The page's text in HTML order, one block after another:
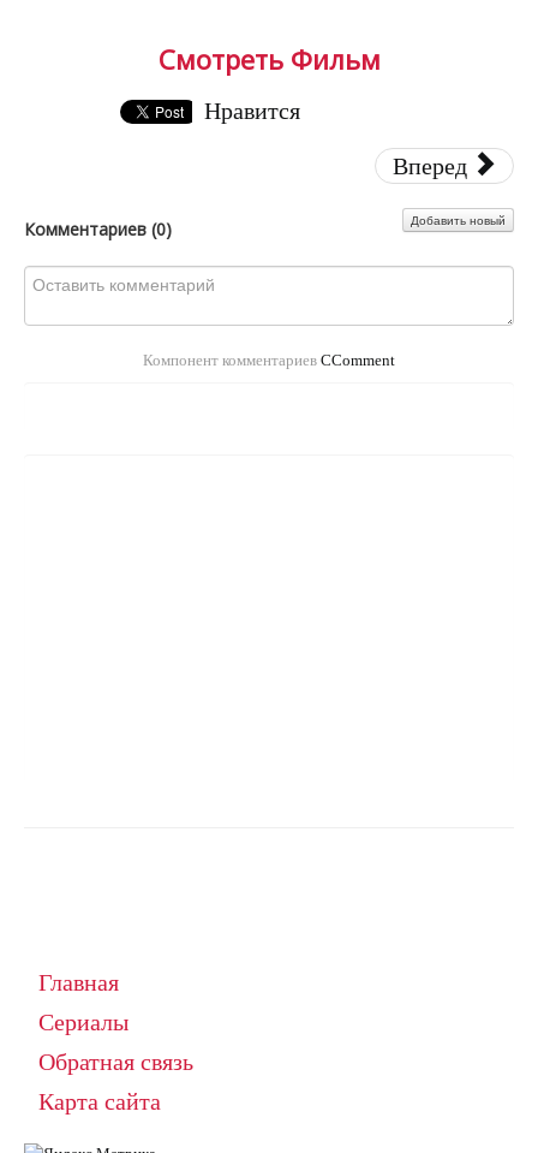
Смотреть Фильм
Нравится
Вперед
Комментариев (0) Добавить новый
Компонент комментариев CComment
Главная
Сериалы
Обратная связь
Карта сайта